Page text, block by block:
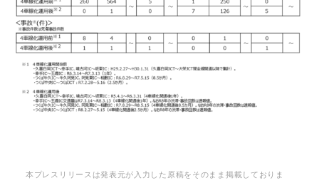
本プレスリリースは発表元が入力した原稿をそのまま掲載しておりま